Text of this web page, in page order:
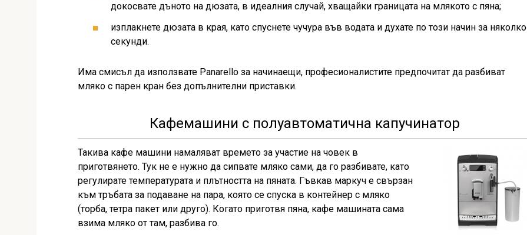
докосвате дъното на дюзата, в идеалния случай, хващайки границата на млякото с пяна;
изплакнете дюзата в края, като спуснете чучура във водата и духате по този начин за няколко
секунди.
Има смисъл да използвате Panarello за начинаещи, професионалистите предпочитат да разбиват
мляко с парен кран без допълнителни приставки.
Кафемашини с полуавтоматична капучинатор
Такива кафе машини намаляват времето за участие на човек в
приготвянето. Тук не е нужно да сипвате мляко сами, да го разбивате, като
регулирате температурата и плътността на пяната. Гъвкав маркуч е свързан
към тръбата за подаване на пара, която се спуска в контейнер с мляко
(торба, тетра пакет или друго). Когато приготвя пяна, кафе машината сама
взима мляко от там, разбива го.